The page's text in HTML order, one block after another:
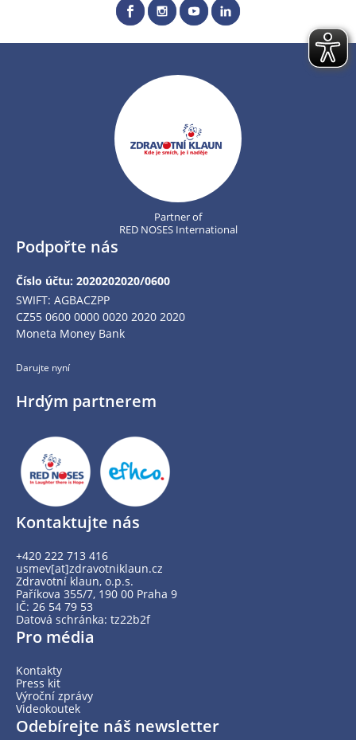
Partner of
RED NOSES International
Podpořte nás
Číslo účtu: 2020202020/0600
SWIFT: AGBACZPP
CZ55 0600 0000 0020 2020 2020
Moneta Money Bank
Darujte nyní
Hrdým partnerem
Kontaktujte nás
+420 222 713 416
usmev[at]zdravotniklaun.cz
Zdravotní klaun, o.p.s.
Paříkova 355/7, 190 00 Praha 9
IČ: 26 54 79 53
Datová schránka: tz22b2f
Pro média
Kontakty
Press kit
Výroční zprávy
Videokoutek
Odebírejte náš newsletter